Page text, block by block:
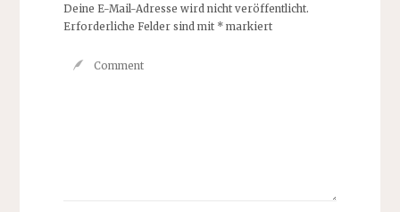
Deine E-Mail-Adresse wird nicht veröffentlicht.
Erforderliche Felder sind mit *markiert